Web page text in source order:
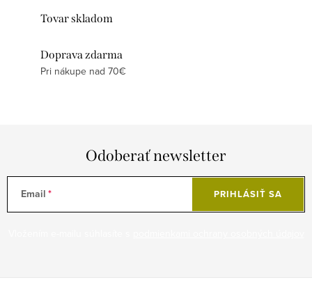
Tovar skladom
Doprava zdarma
Pri nákupe nad 70€
Odoberať newsletter
Email PRIHLÁSIŤ SA